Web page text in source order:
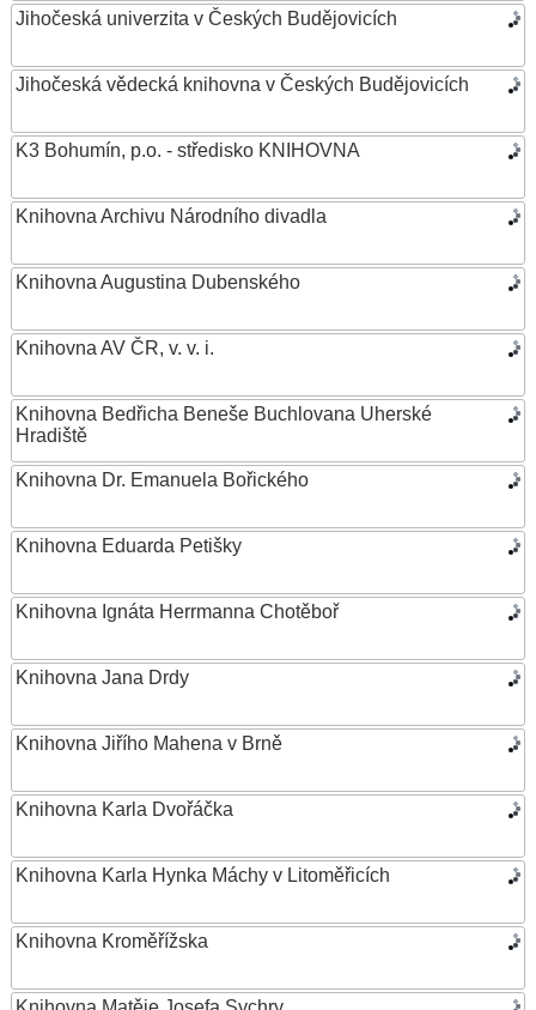
Jihočeská univerzita v Českých Budějovicích
Jihočeská vědecká knihovna v Českých Budějovicích
K3 Bohumín, p.o. - středisko KNIHOVNA
Knihovna Archivu Národního divadla
Knihovna Augustina Dubenského
Knihovna AV ČR, v. v. i.
Knihovna Bedřicha Beneše Buchlovana Uherské
Hradiště
Knihovna Dr. Emanuela Bořického
Knihovna Eduarda Petišky
Knihovna Ignáta Herrmanna Chotěboř
Knihovna Jana Drdy
Knihovna Jiřího Mahena v Brně
Knihovna Karla Dvořáčka
Knihovna Karla Hynka Máchy v Litoměřicích
Knihovna Kroměřížska